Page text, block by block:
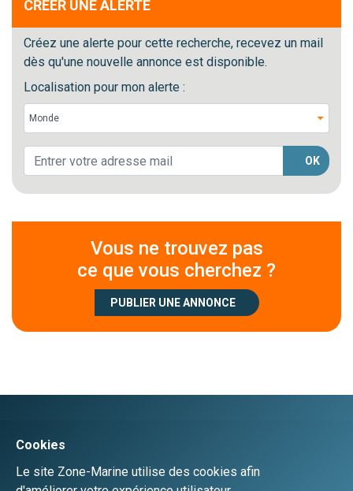
CRÉER UNE ALERTE
Créez une alerte pour cette recherche, recevez un mail
dès qu'une nouvelle annonce est disponible.
Localisation pour mon alerte :
OK
Vous ne trouvez pas
ce que vous cherchez ?
PUBLIER UNE ANNONCE